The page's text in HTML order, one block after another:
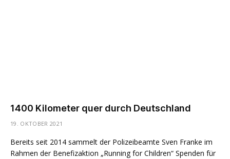
1400 Kilometer quer durch Deutschland
19. OKTOBER 2021
Bereits seit 2014 sammelt der Polizeibeamte Sven Franke im
Rahmen der Benefizaktion „Running for Children“ Spenden für